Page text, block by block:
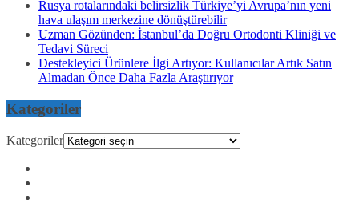
Rusya rotalarındaki belirsizlik Türkiye’yi Avrupa’nın yeni
hava ulaşım merkezine dönüştürebilir
Uzman Gözünden: İstanbul’da Doğru Ortodonti Kliniği ve
Tedavi Süreci
Destekleyici Ürünlere İlgi Artıyor: Kullanıcılar Artık Satın
Almadan Önce Daha Fazla Araştırıyor
Kategoriler
Kategoriler